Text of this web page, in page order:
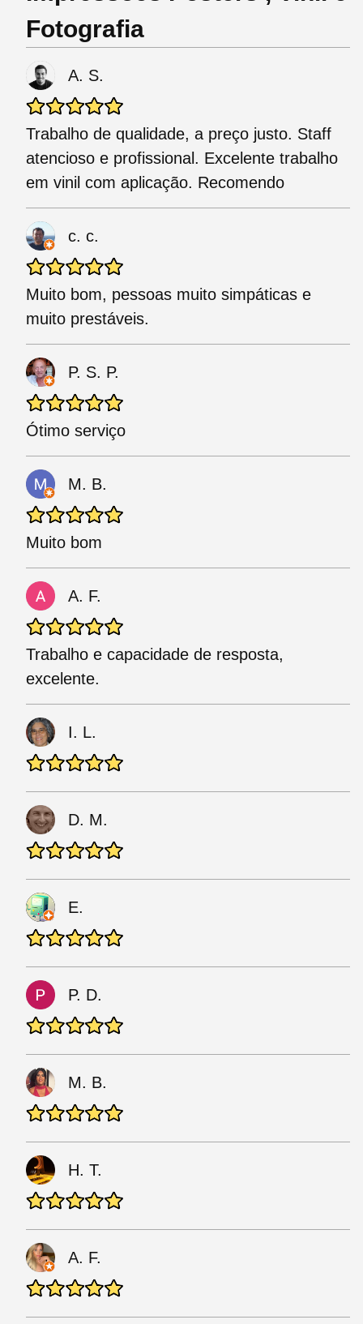
Fotografia
A. S.
Trabalho de qualidade, a preço justo. Staff
atencioso e profissional. Excelente trabalho
em vinil com aplicação. Recomendo
c. c.
Muito bom, pessoas muito simpáticas e
muito prestáveis.
P. S. P.
Ótimo serviço
M. B.
Muito bom
A. F.
Trabalho e capacidade de resposta,
excelente.
I. L.
D. M.
E.
P. D.
M. B.
H. T.
A. F.